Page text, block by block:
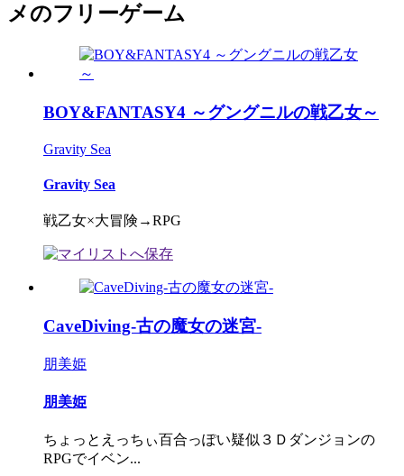
メのフリーゲーム
BOY&FANTASY4 ～グングニルの戦乙女～
Gravity Sea
Gravity Sea
戦乙女×大冒険→RPG
CaveDiving-古の魔女の迷宮-
朋美姫
朋美姫
ちょっとえっちぃ百合っぽい疑似３Ｄダンジョンの
RPGでイベン...